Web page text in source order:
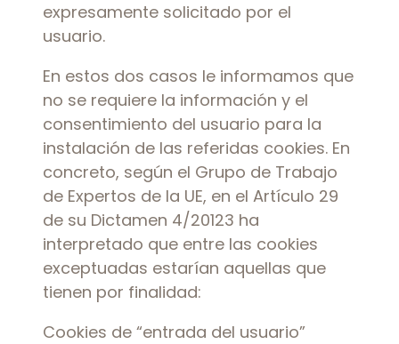
expresamente solicitado por el
usuario.
En estos dos casos le informamos que
no se requiere la información y el
consentimiento del usuario para la
instalación de las referidas cookies. En
concreto, según el Grupo de Trabajo
de Expertos de la UE, en el Artículo 29
de su Dictamen 4/20123 ha
interpretado que entre las cookies
exceptuadas estarían aquellas que
tienen por finalidad:
Cookies de “entrada del usuario”